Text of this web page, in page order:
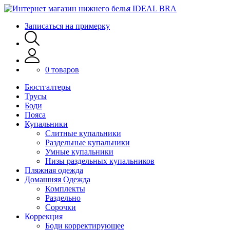
Записаться на примерку
0 товаров
Бюстгалтеры
Трусы
Боди
Пояса
Купальники
Слитные купальники
Раздельные купальники
Умные купальники
Низы раздельных купальников
Пляжная одежда
Домашняя Одежда
Комплекты
Раздельно
Сорочки
Коррекция
Боди корректирующее